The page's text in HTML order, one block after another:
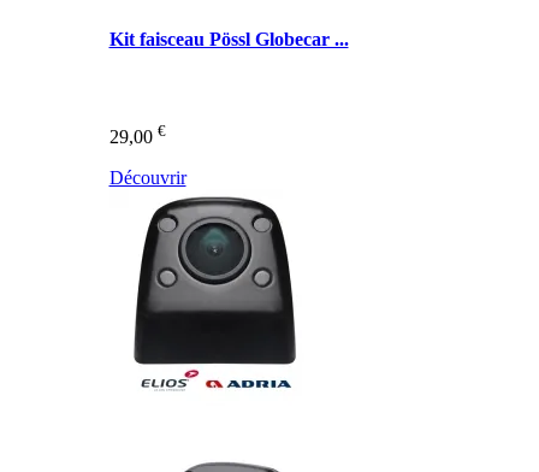
Kit faisceau Pössl Globecar ...
29,00 €
Découvrir